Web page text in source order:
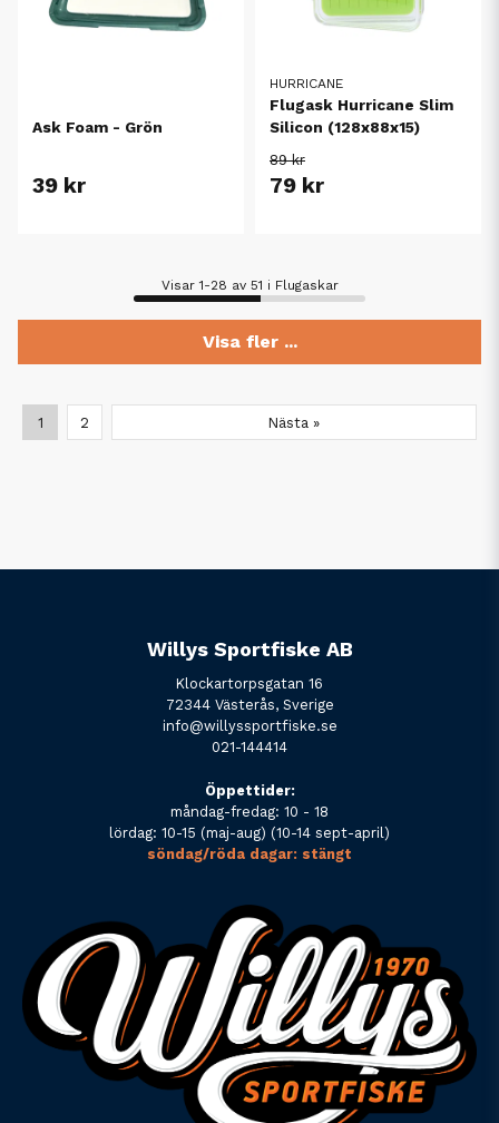
Ask Foam - Grön
39 kr
HURRICANE
Flugask Hurricane Slim
Silicon (128x88x15)
89 kr
79 kr
Visar 1-28 av 51 i Flugaskar
Visa fler ...
1 2 Nästa »
Willys Sportfiske AB
Klockartorpsgatan 16
72344 Västerås, Sverige
info@willyssportfiske.se
021-144414
Öppettider:
måndag-fredag: 10 - 18
lördag: 10-15 (maj-aug) (10-14 sept-april)
söndag/röda dagar: stängt